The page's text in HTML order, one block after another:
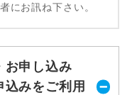
にお訊ね下さい。
お申し込み
込みをご利用